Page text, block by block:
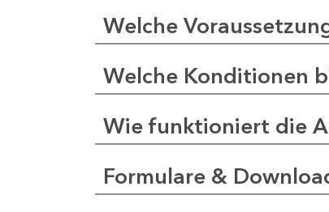
Welche
Welche Konditionen
Wie funktioniert die
Formulare &